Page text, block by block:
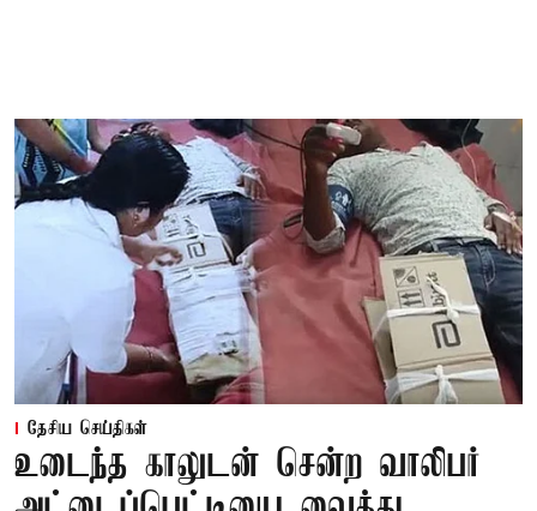
தேசிய செய்திகள்
உடைந்த காலுடன் சென்ற வாலிபர்